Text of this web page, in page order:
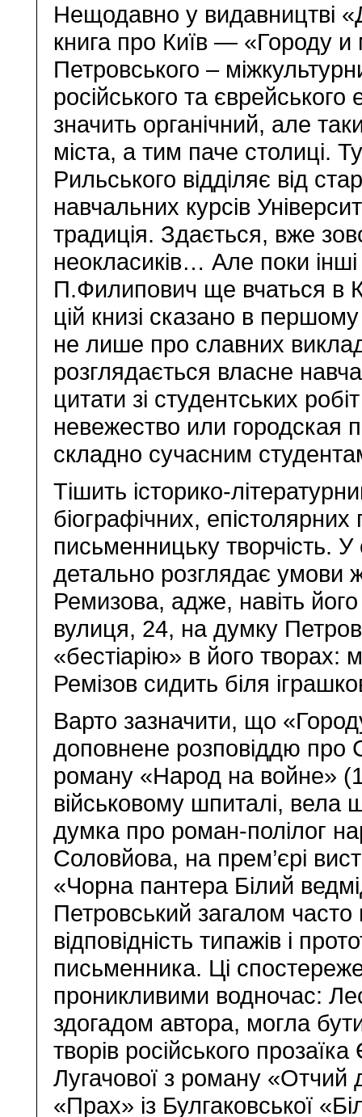
Нещодавно у видавництві
книга про Київ — «Городу
Петровського –
російського та
значить органічний, але
міста, а тим паче столиці.
Рильського відділяє від
навчальних курсів
традиція. Здається, вже
неокласиків… Але поки
П.Филипович ще вчаться в
цій книзі сказано в
не лише про славних
розглядається власне
цитати зі студентських
невежество или городская
складно сучасним
Тішить історико-
біографічних, епістолярних
письменницьку творчість.
детально розглядає умови
Ремизова, адже, навіть
вулиця, 24, на думку
«бестіарію» в його творах:
Ремізов сидить біля
Варто зазначити, що
доповнене розповіддю про
роману «Народ на войне»
військовому шпиталі, вела
думка про роман-полілог
Соловйова, на прем’єрі
«Чорна пантера Білий
Петровський загалом
відповідність типажів і
письменника. Ці
проникливими водночас:
здогадом автора, могла
творів російського
Лугачової з роману
«Прах» із Булгаковської